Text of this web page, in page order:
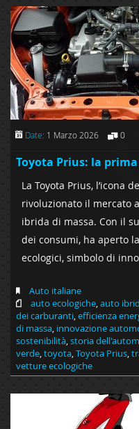
Date: 1 Marzo 2026 0
Toyota Prius: la
La Toyota Prius, l’icona
rivoluzionato il mercato
ibrida di massa. Con il
dei consumi, ha aperto
ecologici, simbolo di
Auto italiane
auto ecologiche,auto
dei carburanti,efficienza
di massa, innovazione
sostenibilità,storia
verde,toyota,Toyota Prius,
vetture ecologiche